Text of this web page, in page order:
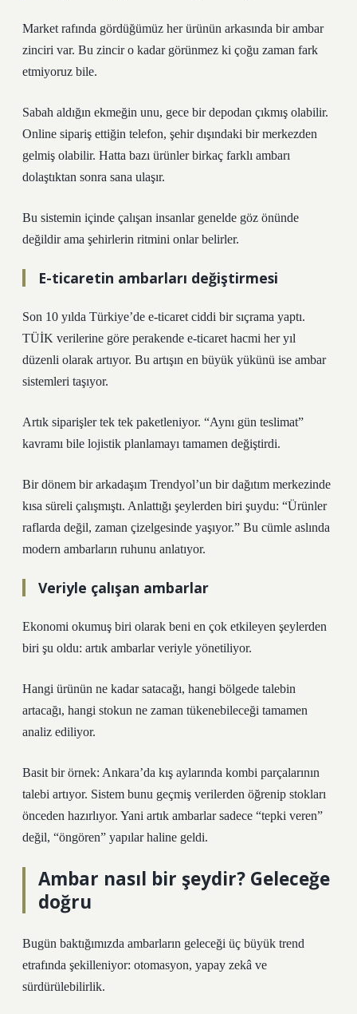
Market rafında gördüğümüz her ürünün arkasında bir ambar
zinciri var. Bu zincir o kadar görünmez ki çoğu zaman fark
etmiyoruz bile.
Sabah aldığın ekmeğin unu, gece bir depodan çıkmış olabilir.
Online sipariş ettiğin telefon, şehir dışındaki bir merkezden
gelmiş olabilir. Hatta bazı ürünler birkaç farklı ambarı
dolaştıktan sonra sana ulaşır.
Bu sistemin içinde çalışan insanlar genelde göz önünde
değildir ama şehirlerin ritmini onlar belirler.
E-ticaretin ambarları değiştirmesi
Son 10 yılda Türkiye’de e-ticaret ciddi bir sıçrama yaptı.
TÜİK verilerine göre perakende e-ticaret hacmi her yıl
düzenli olarak artıyor. Bu artışın en büyük yükünü ise ambar
sistemleri taşıyor.
Artık siparişler tek tek paketleniyor. “Aynı gün teslimat”
kavramı bile lojistik planlamayı tamamen değiştirdi.
Bir dönem bir arkadaşım Trendyol’un bir dağıtım merkezinde
kısa süreli çalışmıştı. Anlattığı şeylerden biri şuydu: “Ürünler
raflarda değil, zaman çizelgesinde yaşıyor.” Bu cümle aslında
modern ambarların ruhunu anlatıyor.
Veriyle çalışan ambarlar
Ekonomi okumuş biri olarak beni en çok etkileyen şeylerden
biri şu oldu: artık ambarlar veriyle yönetiliyor.
Hangi ürünün ne kadar satacağı, hangi bölgede talebin
artacağı, hangi stokun ne zaman tükenebileceği tamamen
analiz ediliyor.
Basit bir örnek: Ankara’da kış aylarında kombi parçalarının
talebi artıyor. Sistem bunu geçmiş verilerden öğrenip stokları
önceden hazırlıyor. Yani artık ambarlar sadece “tepki veren”
değil, “öngören” yapılar haline geldi.
Ambar nasıl bir şeydir? Geleceğe
doğru
Bugün baktığımızda ambarların geleceği üç büyük trend
etrafında şekilleniyor: otomasyon, yapay zekâ ve
sürdürülebilirlik.